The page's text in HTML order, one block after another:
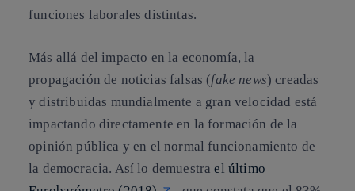
funciones laborales distintas.
Más allá del impacto en la economía, la
propagación de noticias falsas (fake news) creadas
y distribuidas mundialmente a gran velocidad está
impactando directamente en la formación de la
opinión pública y en el normal funcionamiento de
la democracia. Así lo demuestrael último